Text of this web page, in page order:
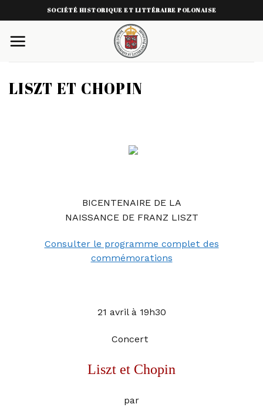
to
content
SOCIÉTÉ HISTORIQUE ET LITTÉRAIRE POLONAISE
LISZT ET CHOPIN
BICENTENAIRE DE LA
NAISSANCE DE FRANZ LISZT
Consulter le programme complet des
commémorations
21 avril à 19h30
Concert
Liszt et Chopin
par